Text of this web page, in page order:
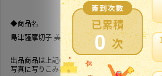
0
◆商品名
島津薩摩切子 美しい紫切子 ガラス 鉢 レトロ
出品商品は上記の品のみの出品 です。
写真に写りこみございます本体以外の商材は出